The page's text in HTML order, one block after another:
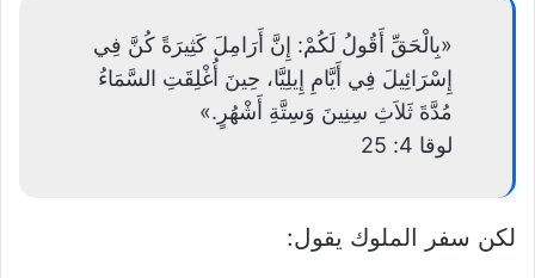
«بِالْحَقِّ أَقُولُ لَكُمْ: إِنَّ أَرَامِلَ كَثِيرَةً كُنَّ فِي
إِسْرَائِيلَ فِي أَيَّامِ إِيلِيَّا، حِينَ أُغْلِقَتِ السَّمَاءُ
مُدَّةَ ثَلاَثِ سِنِينَ وَسِتَّةِ أَشْهُرٍ.»
لوقا 4: 25
لكن سفر الملوك يقول: